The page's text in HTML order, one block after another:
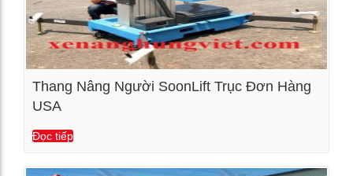
Thang Nâng Người SoonLift Trục Đơn Hàng
USA
Đọc tiếp